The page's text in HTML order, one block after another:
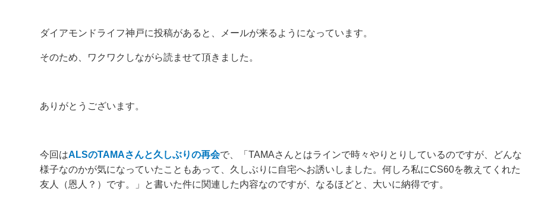
ダイアモンドライフ神戸に投稿があると、メールが来るようになっています。
そのため、ワクワクしながら読ませて頂きました。
ありがとうございます。
今回はALSのTAMAさんと久しぶりの再会で、「TAMAさんとはラインで時々やりとりしているのですが、どんな
様子なのかが気になっていたこともあって、久しぶりに自宅へお誘いしました。何しろ私にCS60を教えてくれた
友人（恩人？）です。」と書いた件に関連した内容なのですが、なるほどと、大いに納得です。